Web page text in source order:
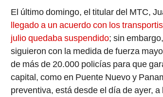
El último domingo, el titular del MTC,
llegado a un acuerdo con los
julio quedaba suspendido; sin
siguieron con la medida de fuerza
de más de 20.000 policías para que
capital, como en Puente Nuevo y
preventiva, está desde el día de ayer,